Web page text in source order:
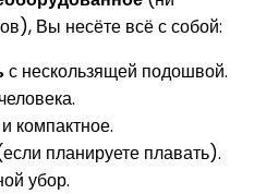
Вы несёте всё с собой:
с нескользящей подошвой.
компактное.
планируете плавать).
убор.